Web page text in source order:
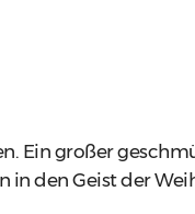
Ein großer
in den Geist der